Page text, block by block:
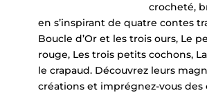
crocheté,
en s’inspirant de quatre contes
Boucle d’Or et les trois ours, Le
rouge, Les trois petits cochons,
le crapaud. Découvrez leurs
créations et imprégnez-vous des